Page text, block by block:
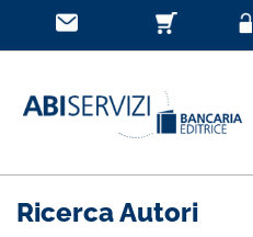
Ricerca Autori